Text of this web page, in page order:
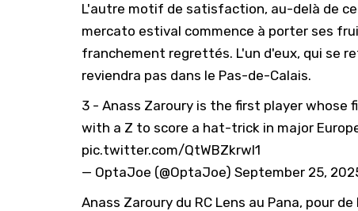
L'autre motif de satisfaction, au-delà de
mercato estival commence à porter ses
franchement regrettés. L'un d'eux, qui se
reviendra pas dans le Pas-de-Calais.
3 - Anass Zaroury is the first player
with a Z to score a hat-trick in major
pic.twitter.com/QtWBZkrwI1
— OptaJoe (@OptaJoe) September 25,
Anass Zaroury du RC Lens au Pana, pour de